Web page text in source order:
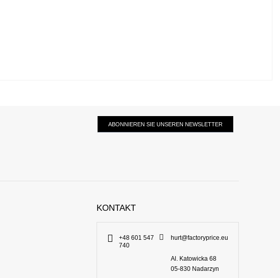
ABONNIEREN SIE UNSEREN NEWSLETTER
KONTAKT
+48 601 547
740
hurt@factoryprice.eu
Al. Katowicka 68
05-830 Nadarzyn